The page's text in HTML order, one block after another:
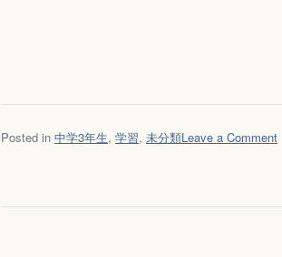
Posted in 中学3年生, 学習, 未分類Leave a Commenton